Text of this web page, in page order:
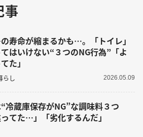
事
の寿命が縮まるかも…。「トイレ」
はいけない“３つのNG行為”「よ
た」
らし 2026.05.09
冷蔵庫保存がNG”な調味料３つ
ってた…」「劣化するんだ」